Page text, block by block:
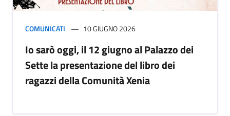
COMUNICATI 10 GIUGNO 2026
Io sarò oggi, il 12 giugno al Palazzo dei
Sette la presentazione del libro dei
ragazzi della Comunità Xenia